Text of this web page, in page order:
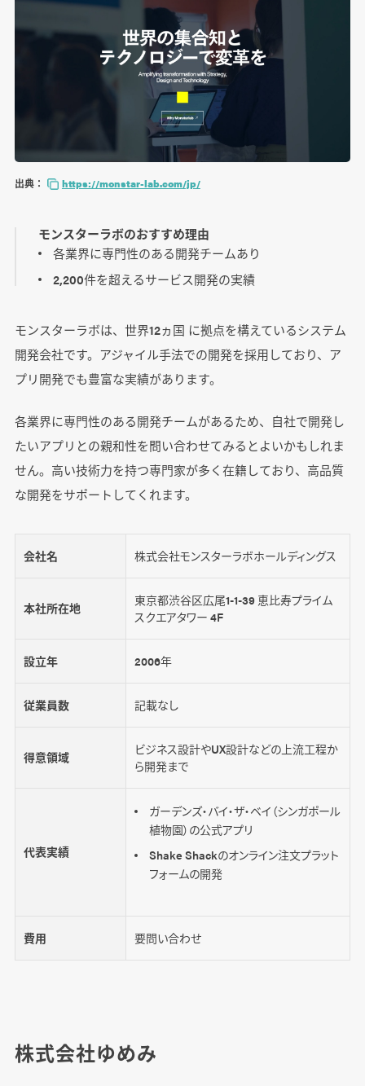
出典： https://monstar-lab.com/jp/
モンスターラボのおすすめ理由
各業界に専門性のある開発チームあり
2,200件を超えるサービス開発の実績
モンスターラボは、世界12ヵ国 に拠点を構えているシステム
開発会社です。アジャイル手法での開発を採用しており、ア
プリ開発でも豊富な実績があります。
各業界に専門性のある開発チームがあるため、自社で開発し
たいアプリとの親和性を問い合わせてみるとよいかもしれま
せん。高い技術力を持つ専門家が多く在籍しており、高品質
な開発をサポートしてくれます。
会社名 株式会社モンスターラボホールディングス
本社所在地
東京都渋谷区広尾1-1-39 恵比寿プライム
スクエアタワー 4F
設立年 2006年
従業員数 記載なし
得意領域
ビジネス設計やUX設計などの上流工程か
ら開発まで
代表実績
ガーデンズ・バイ・ザ・ベイ（シンガポール
植物園）の公式アプリ
Shake Shackのオンライン注文プラット
フォームの開発
費用 要問い合わせ
株式会社ゆめみ